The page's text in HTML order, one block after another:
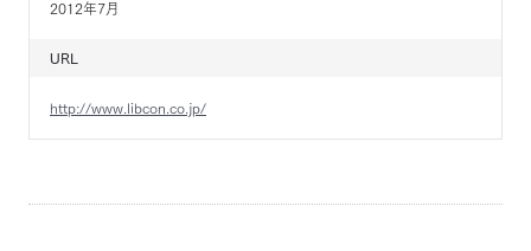
2012年7月
URL
http://www.libcon.co.jp/